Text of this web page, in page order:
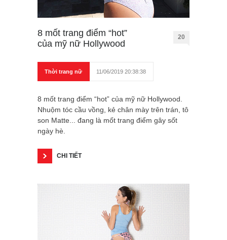
8 mốt trang điểm “hot”
của mỹ nữ Hollywood
20
Thời trang nữ 11/06/2019 20:38:38
8 mốt trang điểm “hot” của mỹ nữ Hollywood.
Nhuộm tóc cầu vồng, kẻ chân mày trên trán, tô
son Matte... đang là mốt trang điểm gây sốt
ngày hè.
CHI TIẾT